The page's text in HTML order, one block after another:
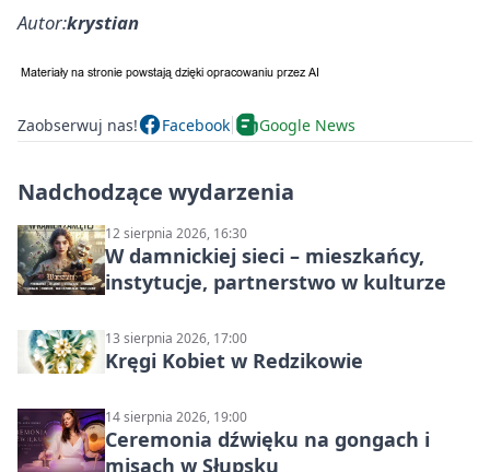
Autor:krystian
Zaobserwuj nas! Facebook Google News
Nadchodzące wydarzenia
12 sierpnia 2026, 16:30
W damnickiej sieci – mieszkańcy,
instytucje, partnerstwo w kulturze
13 sierpnia 2026, 17:00
Kręgi Kobiet w Redzikowie
14 sierpnia 2026, 19:00
Ceremonia dźwięku na gongach i
misach w Słupsku